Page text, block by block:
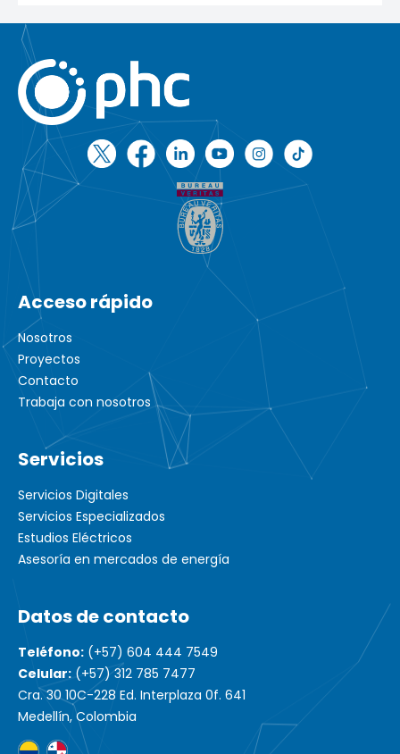
Acceso rápido
Nosotros
Proyectos
Contacto
Trabaja con nosotros
Servicios
Servicios Digitales
Servicios Especializados
Estudios Eléctricos
Asesoría en mercados de energía
Datos de contacto
Teléfono: (+57) 604 444 7549
Celular: (+57) 312 785 7477
Cra. 30 10C-228 Ed. Interplaza 0f. 641
Medellín, Colombia